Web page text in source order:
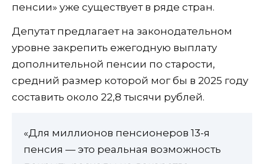
пенсии» уже существует в ряде стран.
Депутат предлагает на законодательном
уровне закрепить ежегодную выплату
дополнительной пенсии по старости,
средний размер которой мог бы в 2025 году
составить около 22,8 тысячи рублей.
«Для миллионов пенсионеров 13-я
пенсия — это реальная возможность